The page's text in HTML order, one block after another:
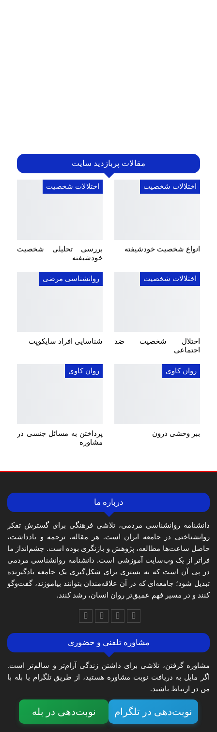
مقالات پربازدید سایت
اختلالات شخصیت
انواع شخصیت خودشیفته
اختلالات شخصیت
بررسی تحلیلی شخصیت
خودشیفته
اختلالات شخصیت
اختلال شخصیت ضد
اجتماعی
روانشناسی مرضی
شناسایی افراد سایکوپت
روان کاوی
ببر وحشی درون
روان کاوی
پرداختن به مسائل جنسی در
مشاوره
درباره ما
دانشنامه روانشناسی مردمی، تلاشی فرهنگی برای گسترش تفکر
روانشناختی در جامعه ایران است. هر مقاله، ترجمه و یادداشت،
حاصل ساعت‌ها مطالعه، پژوهش و بازنگری بوده است. چشم‌انداز ما
فراتر از یک وب‌سایت آموزشی است. دانشنامه روانشناسی مردمی
در پی آن است که به بستری برای شکل‌گیری یک جامعه یادگیرنده
تبدیل شود؛ جامعه‌ای که در آن علاقه‌مندان بتوانند بیاموزند، گفت‌وگو
کنند و در مسیر فهم عمیق‌تر روان انسان، رشد کنند.
مشاوره تلفنی و حضوری
مشاوره گرفتن، تلاشی برای داشتن زندگی آرام‌تر و سالم‌تر است.
اگر مایل به دریافت نوبت مشاوره هستید، از طریق تلگرام یا بله با
من در ارتباط باشید.
نوبت‌دهی در تلگرام نوبت‌دهی در بله